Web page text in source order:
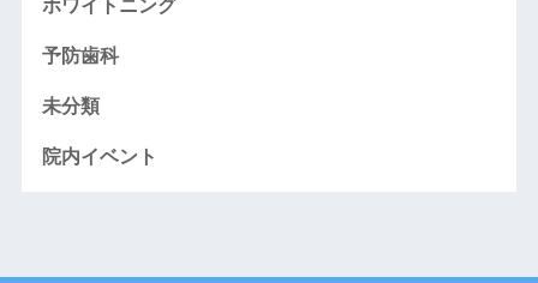
ホワイトニング
予防歯科
未分類
院内イベント